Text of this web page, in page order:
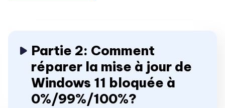
Partie 2: Comment
réparer la mise à jour de
Windows 11 bloquée à
0%/99%/100%?